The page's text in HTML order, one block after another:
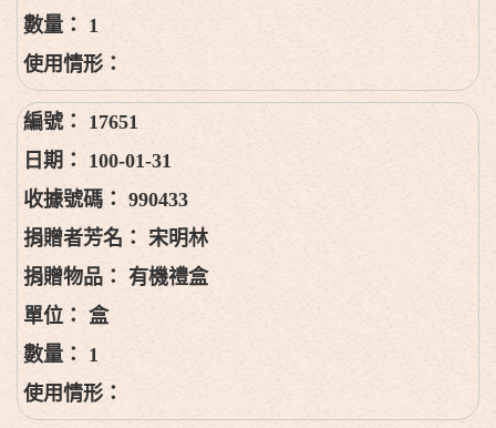
1
17651
100-01-31
990433
宋明林
有機禮盒
盒
1